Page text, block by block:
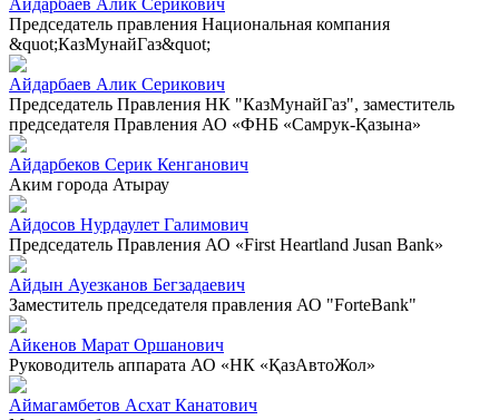
Председатель правления Национальная компания
&quot;КазМунайГаз&quot;
Айдарбаев Алик Серикович
Председатель Правления НК "КазМунайГаз", заместитель
председателя Правления АО «ФНБ «Самрук-Қазына»
Айдарбеков Серик Кенганович
Аким города Атырау
Айдосов Нурдаулет Галимович
Председатель Правления АО «First Heartland Jusan Bank»
Айдын Ауезканов Бегзадаевич
Заместитель председателя правления АО "ForteBank"
Айкенов Марат Оршанович
Руководитель аппарата АО «НК «ҚазАвтоЖол»
Аймагамбетов Асхат Канатович